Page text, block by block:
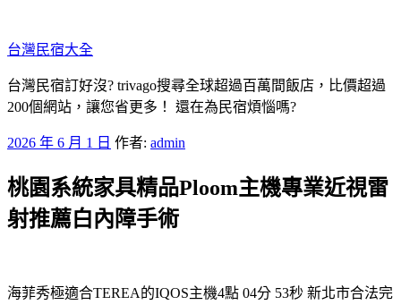
至
主
要
內
台灣民宿大全
台灣民宿訂好沒? trivago搜尋全球超過百萬間飯店，比價超過
200個網站，讓您省更多！ 還在為民宿煩惱嗎?
發
於
2026 年 6 月 1 日 作者: admin
桃園系統家具精品Ploom主機專業近視雷
射推薦白內障手術
海菲秀極適合TEREA的IQOS主機4點 04分 53秒 新北市合法完